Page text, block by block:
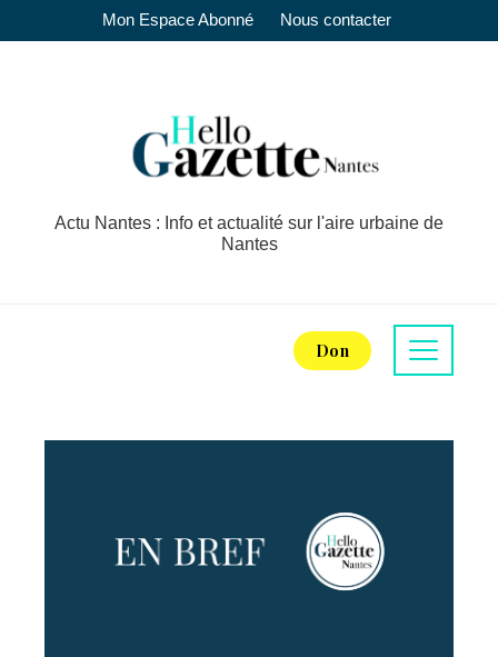
Mon Espace Abonné Nous contacter
Actu Nantes : Info et actualité sur l'aire urbaine de
Nantes
Don